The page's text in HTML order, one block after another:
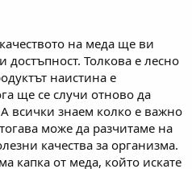
на меда ще ви
достъпност. Толкова е лесно
наистина е
ще се случи отново да
всички знаем колко е важно
може да разчитаме на
качества за организма.
капка от меда, който искате